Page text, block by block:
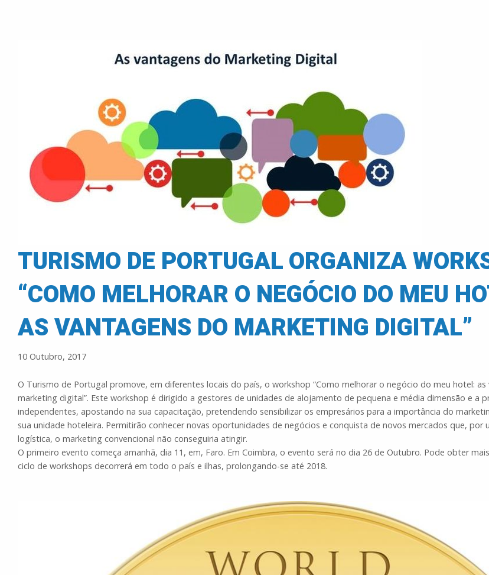
TURISMO DE PORTUGAL ORGANIZA
“COMO MELHORAR O NEGÓCIO DO MEU
AS VANTAGENS DO MARKETING DIGITAL”
10 Outubro, 2017
O Turismo de Portugal promove, em diferentes locais do país, o workshop “Como melhorar o negócio do meu hotel: as
marketing digital”. Este workshop é dirigido a gestores de unidades de alojamento de pequena e média dimensão e a
independentes, apostando na sua capacitação, pretendendo sensibilizar os empresários para a importância do
sua unidade hoteleira. Permitirão conhecer novas oportunidades de negócios e conquista de novos mercados que, por
logística, o marketing convencional não conseguiria atingir.
O primeiro evento começa amanhã, dia 11, em, Faro. Em Coimbra, o evento será no dia 26 de Outubro. Pode obter
ciclo de workshops decorrerá em todo o país e ilhas, prolongando-se até 2018.